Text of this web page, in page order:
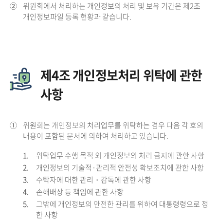
② 위원회에서 처리하는 개인정보의 처리 및 보유 기간은 제2조
개인정보파일 등록 현황과 같습니다.
제4조 개인정보처리 위탁에 관한
사항
① 위원회는 개인정보의 처리업무를 위탁하는 경우 다음 각 호의
내용이 포함된 문서에 의하여 처리하고 있습니다.
1.
위탁업무 수행 목적 외 개인정보의 처리 금지에 관한 사항
2.
개인정보의 기술적·관리적 안전성 확보조치에 관한 사항
3.
수탁자에 대한 관리・감독에 관한 사항
4.
손해배상 등 책임에 관한 사항
5.
그밖에 개인정보의 안전한 관리를 위하여 대통령령으로 정
한 사항